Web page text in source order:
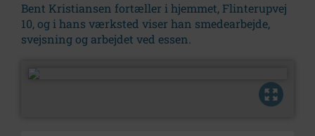
Bent Kristiansen fortæller i hjemmet, Flinterupvej
10, og i hans værksted viser han smedearbejde,
svejsning og arbejdet ved essen.